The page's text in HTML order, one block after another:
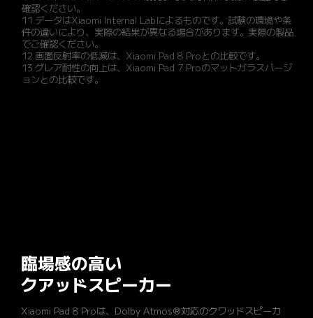
確認ください。
11.データはXiaomi Internal Labによるものです。試験の環境や条
件の違いにより、実際の結果が異なる場合があります。実際の製品
でご確認ください。
12.画面反射率の低減は、Xiaomi Pad 8 Proとの比較です。
13.グレア耐性の向上は、Xiaomi Pad 7 Proのマットガラスバージ
ョンとの比較です。
臨場感の高い
クアッドスピーカー
Xiaomi Pad 8 Proは、Dolby Atmos®対応のクワッドスピーカ